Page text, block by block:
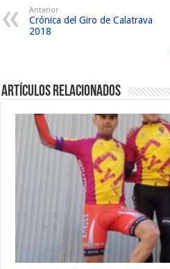
Anterior
Crónica del Giro de Calatrava
2018
Artículos relacionados